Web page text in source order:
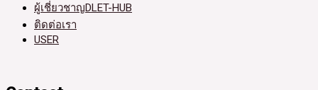
ผู้เชี่ยวชาญDLET-HUB
ติดต่อเรา
USER